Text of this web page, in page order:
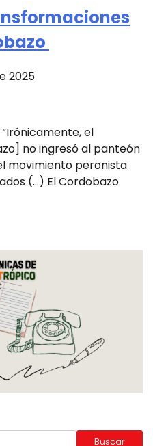
2025
“Irónicamente, el
no ingresó al panteón
movimiento peronista
(…) El Cordobazo
Buscar